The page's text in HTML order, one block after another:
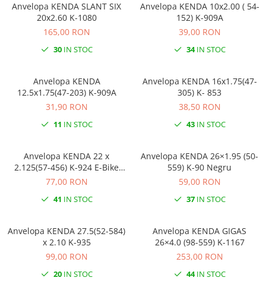
Anvelopa KENDA SLANT SIX
20x2.60 K-1080
165,00 RON
30IN STOC
Anvelopa KENDA 10x2.00 ( 54-
152) K-909A
39,00 RON
34IN STOC
Anvelopa KENDA
12.5x1.75(47-203) K-909A
31,90 RON
11 IN STOC
Anvelopa KENDA 16x1.75(47-
305) K- 853
38,50 RON
43IN STOC
Anvelopa KENDA 22 x
2.125(57-456) K-924 E-Bike
Negru
77,00 RON
41 IN STOC
Anvelopa KENDA 26×1.95 (50-
559) K-90 Negru
59,00 RON
37IN STOC
Anvelopa KENDA 27.5(52-584)
x 2.10 K-935
99,00 RON
20IN STOC
Anvelopa KENDA GIGAS
26×4.0 (98-559) K-1167
253,00 RON
44IN STOC